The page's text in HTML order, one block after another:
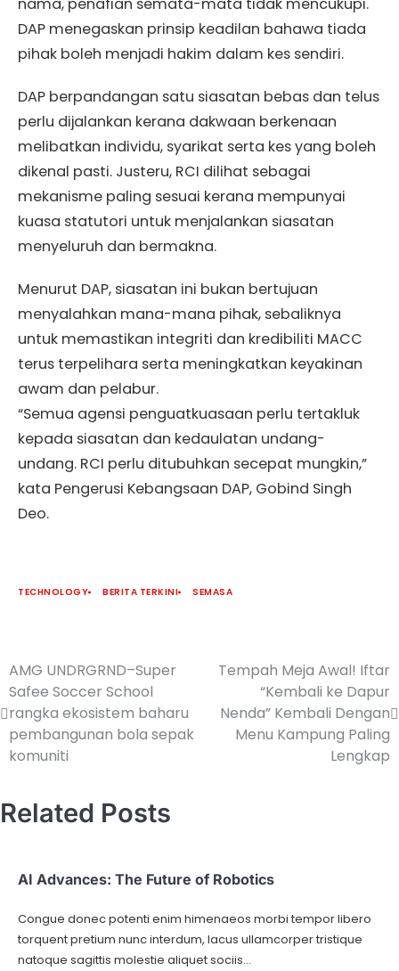
DAP menegaskan prinsip keadilan bahawa tiada
pihak boleh menjadi hakim dalam kes sendiri.
DAP berpandangan satu siasatan bebas dan telus
perlu dijalankan kerana dakwaan berkenaan
melibatkan individu, syarikat serta kes yang boleh
dikenal pasti. Justeru, RCI dilihat sebagai
mekanisme paling sesuai kerana mempunyai
kuasa statutori untuk menjalankan siasatan
menyeluruh dan bermakna.
Menurut DAP, siasatan ini bukan bertujuan
menyalahkan mana-mana pihak, sebaliknya
untuk memastikan integriti dan kredibiliti MACC
terus terpelihara serta meningkatkan keyakinan
awam dan pelabur.
“Semua agensi penguatkuasaan perlu tertakluk
kepada siasatan dan kedaulatan undang-
undang. RCI perlu ditubuhkan secepat mungkin,”
kata Pengerusi Kebangsaan DAP, Gobind Singh
Deo.
TECHNOLOGY BERITA TERKINI SEMASA
AMG UNDRGRND–Super
Safee Soccer School
rangka ekosistem baharu
pembangunan bola sepak
komuniti
Tempah Meja Awal! Iftar
“Kembali ke Dapur
Nenda” Kembali Dengan
Menu Kampung Paling
Lengkap
Related Posts
AI Advances: The Future of Robotics
Congue donec potenti enim himenaeos morbi tempor libero
torquent pretium nunc interdum, lacus ullamcorper tristique
natoque sagittis molestie aliquet sociis…